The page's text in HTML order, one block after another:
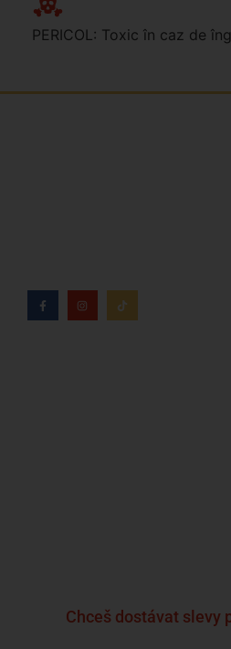
PERICOL: Toxic în caz de
Chceš dostávat slevy